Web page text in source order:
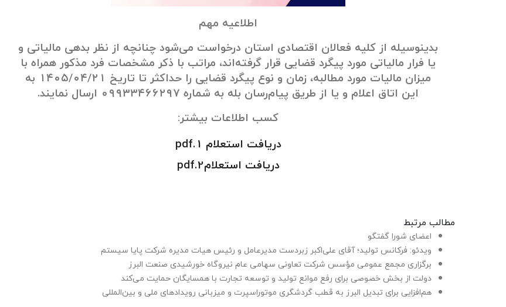
اطلاعیه مهم
بدینوسیله از کلیه فعالان اقتصادی استان درخواست می‌شود چنانچه از نظر بدهی مالیاتی و
یا فرار مالیاتی مورد پیگرد قضایی قرار گرفته‌اند، مراتب با ذکر مشخصات فرد مذکور همراه با
میزان مالیات مورد مطالبه، زمان و نوع پیگرد قضایی را حداکثر تا تاریخ ۱۴۰۵/۰۴/۲۱ به
این اتاق اعلام و یا از طریق پیام‌رسان بله به شماره ۰۹۹۳۳۴۶۶۲۹۷ ارسال نمایند.
کسب اطلاعات بیشتر:
دریافت استعلام 1.pdf
دریافت استعلام2.pdf
مطالب مرتبط
اعضای شورا گفتگو
ویدئو: فرکانس تولید؛ آقای علی‌اکبر زبردست مدیرعامل و رئیس هیات مدیره شرکت پایا سیستم
برگزاری مجمع عمومی مؤسس شرکت تعاونی سهامی عام نیروگاه خورشیدی صنعت البرز
دولت از بخش خصوصی برای رفع موانع تولید و توسعه تجارت با همسایگان حمایت می‌کند
هم‌افزایی برای تبدیل البرز به قطب گردشگری موتوراسپرت و میزبانی رویدادهای ملی و بین‌المللی